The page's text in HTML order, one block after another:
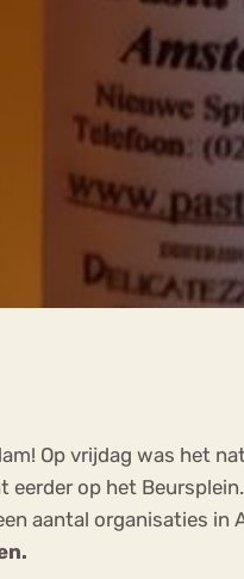
Op vrijdag was het
op het
aantal organisaties in